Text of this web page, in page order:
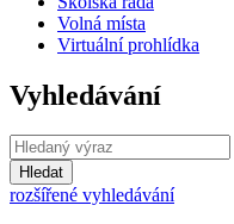
Volná místa
Virtuální prohlídka
Vyhledávání
Hledat
rozšířené vyhledávání